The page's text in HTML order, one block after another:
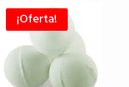
¡Oferta!